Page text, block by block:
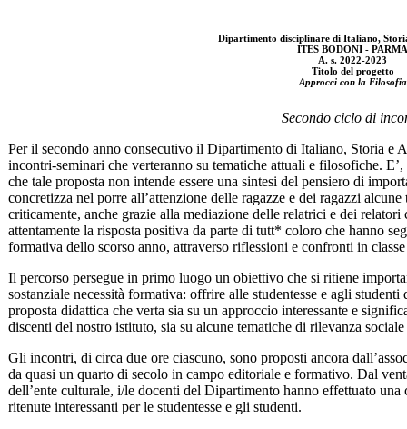
Dipartimento disciplinare di Italiano,
ITES BODONI - PARMA
A. s. 2022-2023
Titolo del progetto
Approcci con la Filosofia
Secondo ciclo di
Per il secondo anno consecutivo il Dipartimento di Italiano, Storia e
incontri-seminari che verteranno su tematiche attuali e filosofiche.
che tale proposta non intende essere una sintesi del pensiero di
concretizza nel porre all’attenzione delle ragazze e dei ragazzi
criticamente, anche grazie alla mediazione delle relatrici e dei
attentamente la risposta positiva da parte di tutt* coloro che hanno
formativa dello scorso anno, attraverso riflessioni e confronti in
Il percorso persegue in primo luogo un obiettivo che si ritiene
sostanziale necessità formativa: offrire alle studentesse e agli
proposta didattica che verta sia su un approccio interessante e
discenti del nostro istituto, sia su alcune tematiche di rilevanza sociale
Gli incontri, di circa due ore ciascuno, sono proposti ancora
da quasi un quarto di secolo in campo editoriale e formativo. Dal
dell’ente culturale, i/le docenti del Dipartimento hanno effettuato
ritenute interessanti per le studentesse e gli studenti.